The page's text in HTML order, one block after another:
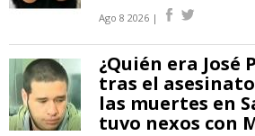
Ago 8 2026 |
¿Quién era José
tras el asesinato
las muertes en
tuvo nexos con